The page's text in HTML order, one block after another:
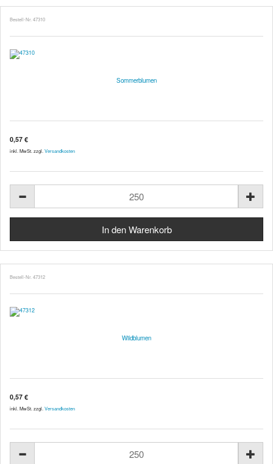
Bestell-Nr. 47310
Sommerblumen
0,57 €
inkl. MwSt. zzgl. Versandkosten
Bestell-Nr. 47312
Wildblumen
0,57 €
inkl. MwSt. zzgl. Versandkosten